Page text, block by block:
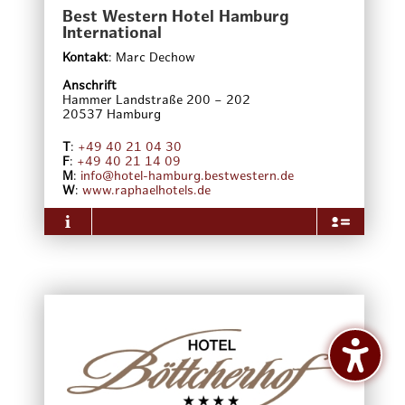
Lebensmittelhandwerk, in der Gastronomie und in
der Hotellerie.
Best Western Hotel Hamburg
International
Kontakt: Marc Dechow
Anschrift
Hammer Landstraße 200 – 202
20537 Hamburg
: +49 40 21 04 30
F: +49 40 21 14 09
M : info@hotel-hamburg.bestwestern.de
W: www.raphaelhotels.de
dennoch ruhig gelegen ist das Best Western Hotel
Arbeiten. Die Innenstadt, den Hauptbahnhof und
die Binnenalster erreichen Sie bequem in sechs
Minuten mit der U-Bahn, die Station „Rauhes Haus“
befindet sich in unmittelbarer Nähe des Hotels.
Sportive Gäste können gleich vor dem Hotel zu einer